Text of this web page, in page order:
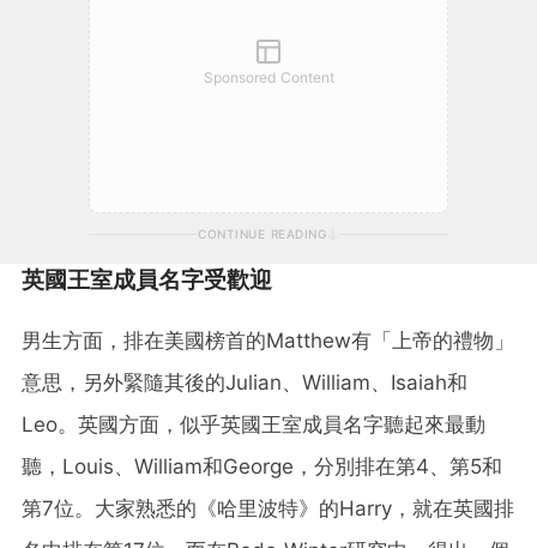
Sponsored Content
CONTINUE READING
英國王室成員名字受歡迎
男生方面，排在美國榜首的Matthew有「上帝的禮物」
意思，另外緊隨其後的Julian、William、Isaiah和
Leo。英國方面，似乎英國王室成員名字聽起來最動
聽，Louis、William和George，分別排在第4、第5和
第7位。大家熟悉的《哈里波特》的Harry，就在英國排